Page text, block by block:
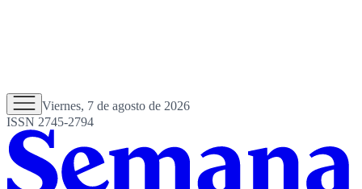
Viernes, 7 de agosto de 2026
ISSN 2745-2794